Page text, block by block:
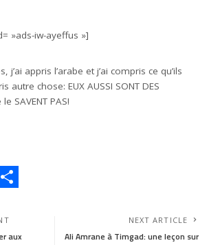
»ads-iw-ayeffus »]
j’ai appris l’arabe et j’ai compris ce qu’ils
autre chose: EUX AUSSI SONT DES
SAVENT PAS!
aux
NEXT ARTICLE
Ali Amrane à Timgad: une leçon sur